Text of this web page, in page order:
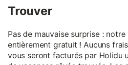
Trouver
Pas de mauvaise surprise :
entièrement gratuit ! Aucuns
vous seront facturés par Holidu